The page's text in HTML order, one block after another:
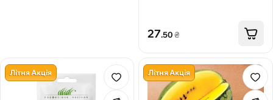
27.50₴
Літня Акція Літня Акція